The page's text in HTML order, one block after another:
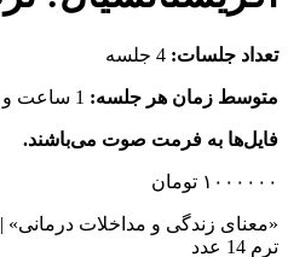
تعداد جلسات:
متوسط زمان هر جلسه:
فایل‌ها به فرمت صوت می‌باشند.
۱۰۰۰۰۰۰ تومان
«معنای زندگی و مداخلات درمانی»
ترم 14 عدد